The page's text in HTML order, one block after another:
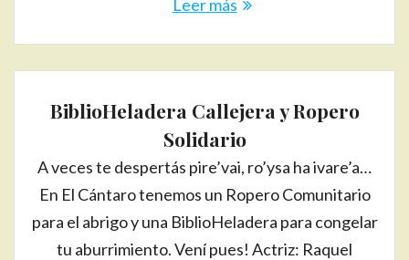
Leer más
BiblioHeladera Callejera y Ropero
Solidario
A veces te despertás pire’vai, ro’ysa ha ivare’a…
En El Cántaro tenemos un Ropero Comunitario
para el abrigo y una BiblioHeladera para congelar
tu aburrimiento. Vení pues! Actriz: Raquel